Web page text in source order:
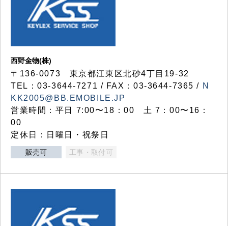
西野金物(株)
〒136-0073 東京都江東区北砂4丁目19-32
TEL：03‐3644‐7271 / FAX：03-3644-7365 / N
KK2005@BB.EMOBILE.JP
営業時間：平日 7:00〜18：00 土 7：00〜16：
00
定休日：日曜日・祝祭日
販売可 工事・取付可